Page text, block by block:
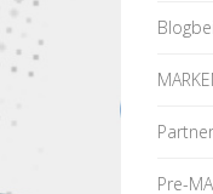
Partner
Pre-